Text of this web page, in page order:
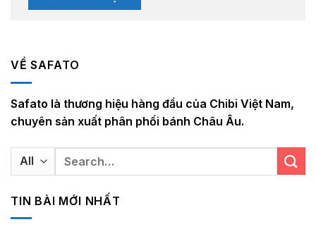
VỀ SAFATO
Safato là thương hiệu hàng đầu của Chibi Việt Nam,
chuyên sản xuất phân phối bánh Châu Âu.
Search
TIN BÀI MỚI NHẤT